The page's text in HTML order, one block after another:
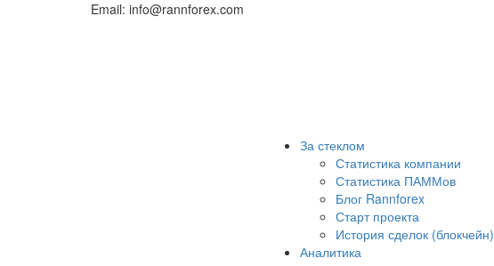
Email: info@rannforex.com
За стеклом
Статистика компании
Статистика ПАММов
Блог Rannforex
Старт проекта
История сделок (блокчейн)
Аналитика